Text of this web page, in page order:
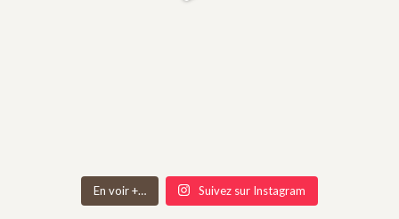
En voir +… Suivez sur Instagram